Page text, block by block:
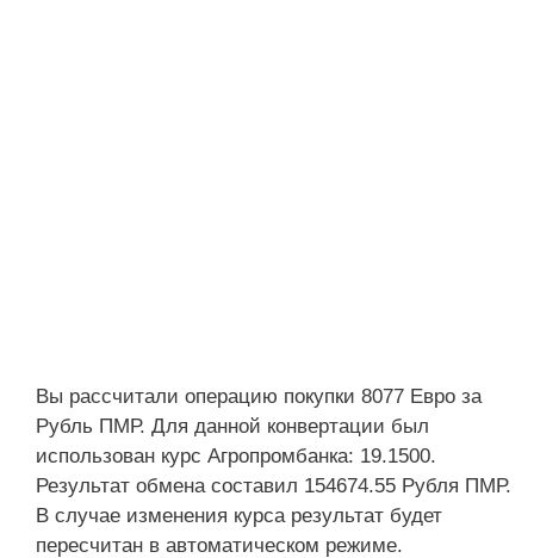
Вы рассчитали операцию покупки 8077 Евро за
Рубль ПМР. Для данной конвертации был
использован курс Агропромбанка: 19.1500.
Результат обмена составил 154674.55 Рубля ПМР.
В случае изменения курса результат будет
пересчитан в автоматическом режиме.